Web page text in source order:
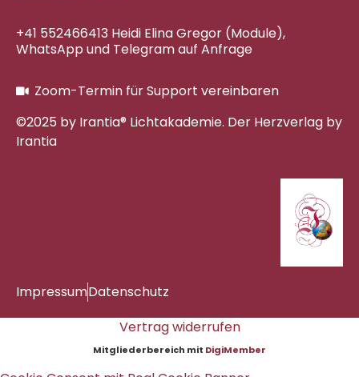
+41 552466413 Heidi Elina Gregor (Module),
WhatsApp und Telegram auf Anfrage
Zoom-Termin für Support vereinbaren
©2025 by Irantia® Lichtakademie. Der Herzverlag by
Irantia
ImpressumDatenschutz
Vertrag widerrufen
Mitgliederbereich mit DigiMember